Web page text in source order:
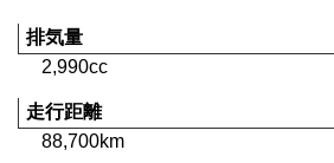
排気量
2,990cc
走行距離
88,700km